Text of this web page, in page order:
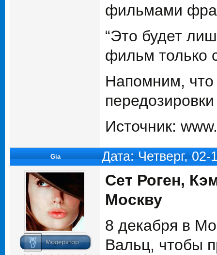
фильмами
“Это будет
фильм только
Напомним, что
Источник:
Gia Дата: Четверг,
Сет Роген,
Москву
8 декабря в
Вальц, чтобы